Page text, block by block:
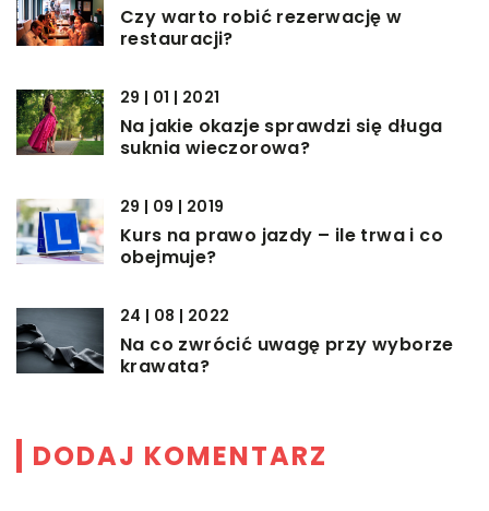
Czy warto robić rezerwację w
restauracji?
29 | 01 | 2021
Na jakie okazje sprawdzi się długa
suknia wieczorowa?
29 | 09 | 2019
Kurs na prawo jazdy – ile trwa i co
obejmuje?
24 | 08 | 2022
Na co zwrócić uwagę przy wyborze
krawata?
DODAJ KOMENTARZ